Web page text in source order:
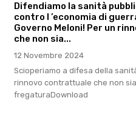
Difendiamo la sanità
contro l ’economia di
Governo Meloni! Per un
che non sia...
12 Novembre 2024
Scioperiamo a difesa della
rinnovo contrattuale che non
fregaturaDownload